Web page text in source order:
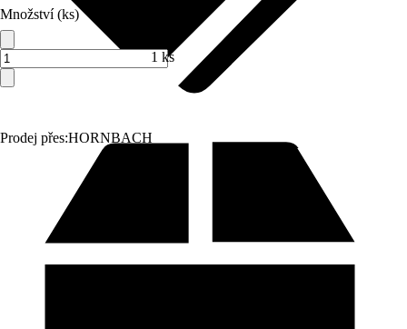
Prodej přes:HORNBACH
Množství (ks)
1 ks